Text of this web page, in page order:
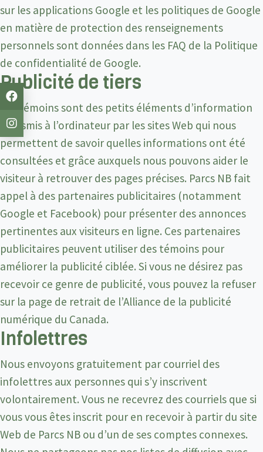
sur les applications Google et les politiques de Google
en matière de protection des renseignements
personnels sont données dans les FAQ de la Politique
de confidentialité de Google.
Publicité de tiers
Les témoins sont des petits éléments d’information
transmis à l’ordinateur par les sites Web qui nous
permettent de savoir quelles informations ont été
consultées et grâce auxquels nous pouvons aider le
visiteur à retrouver des pages précises. Parcs NB fait
appel à des partenaires publicitaires (notamment
Google et Facebook) pour présenter des annonces
pertinentes aux visiteurs en ligne. Ces partenaires
publicitaires peuvent utiliser des témoins pour
améliorer la publicité ciblée. Si vous ne désirez pas
recevoir ce genre de publicité, vous pouvez la refuser
sur la page de retrait de l’Alliance de la publicité
numérique du Canada.
Infolettres
Nous envoyons gratuitement par courriel des
infolettres aux personnes qui s’y inscrivent
volontairement. Vous ne recevrez des courriels que si
vous vous êtes inscrit pour en recevoir à partir du site
Web de Parcs NB ou d’un de ses comptes connexes.